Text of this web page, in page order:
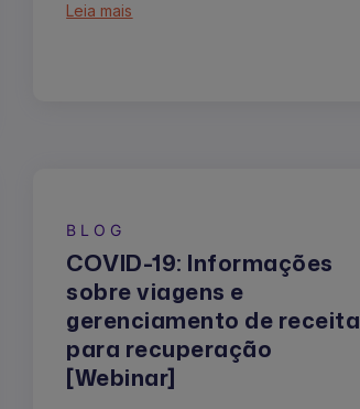
Leia mais
BLOG
COVID-19: Informações
sobre viagens e
gerenciamento de receita
para recuperação
[Webinar]